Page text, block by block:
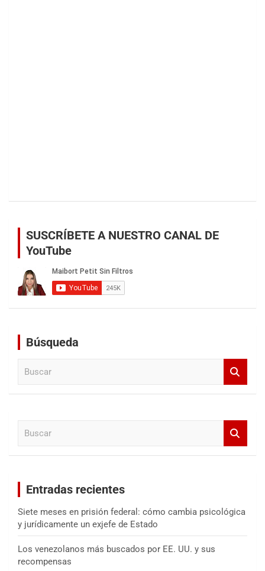
SUSCRÍBETE A NUESTRO CANAL DE
YouTube
Búsqueda
Entradas recientes
Siete meses en prisión federal: cómo cambia psicológica
y jurídicamente un exjefe de Estado
Los venezolanos más buscados por EE. UU. y sus
recompensas